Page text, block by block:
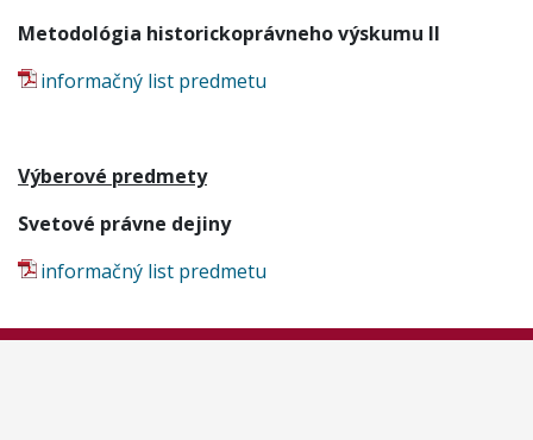
Metodológia historickoprávneho výskumu II
informačný list predmetu
Výberové predmety
Svetové právne dejiny
informačný list predmetu